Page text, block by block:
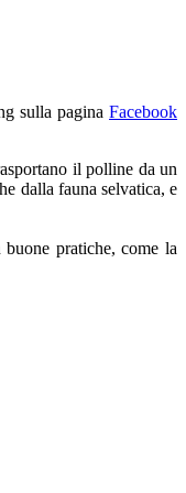
sulla paginaFacebook
il polline da un
dalla fauna selvatica, e
pratiche, come la